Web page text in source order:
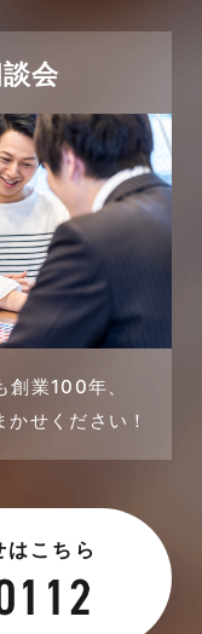
会
創業100年、
せください！
こちら